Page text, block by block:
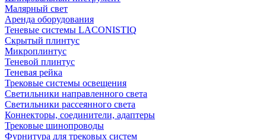
Малярный свет
Аренда оборудования
Теневые системы LACONISTIQ
Скрытый плинтус
Микроплинтус
Теневой плинтус
Теневая рейка
Трековые системы освещения
Светильники направленного света
Светильники рассеянного света
Коннекторы, соединители, адаптеры
Трековые шинопроводы
Фурнитура для трековых систем